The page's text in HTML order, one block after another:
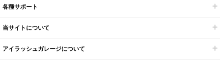
各種サポート
当サイトについて
アイラッシュガレージについて